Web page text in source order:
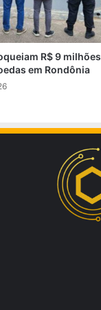
R$ 9 milhões
em Rondônia